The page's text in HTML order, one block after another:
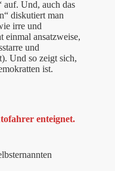
auf. Und, auch das
diskutiert man
irre und
ansatzweise,
und
Und so zeigt sich,
ist.
enteignet.